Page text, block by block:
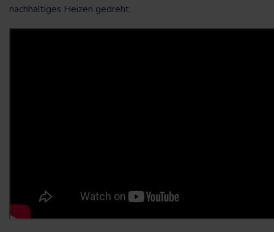
nachhaltiges Heizen gedreht.